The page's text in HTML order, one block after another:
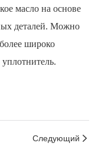
масло на основе
деталей. Можно
широко
Следующий